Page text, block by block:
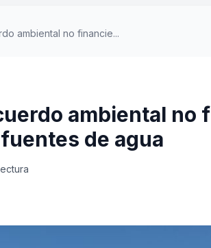
ambiental no financie...
ambiental no
de agua